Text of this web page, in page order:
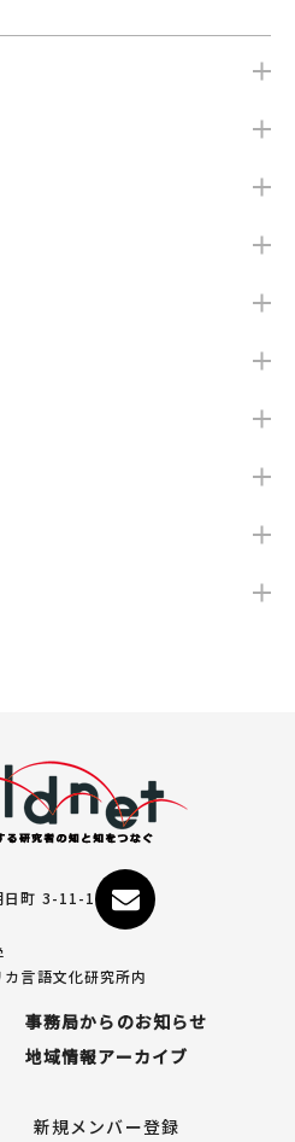
日町 3-11-1
言語文化研究所内
事務局からのお知らせ
地域情報アーカイブ
新規メンバー登録